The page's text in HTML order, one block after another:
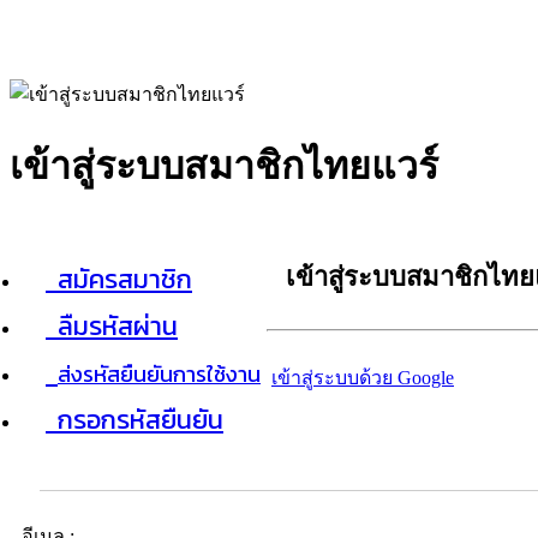
เข้าสู่ระบบสมาชิกไทยแวร์
สมัครสมาชิก
ลืมรหัสผ่าน
ส่งรหัสยืนยันการใช้งาน
กรอกรหัสยืนยัน
เข้าสู่ระบบสมาชิกไท
เข้าสู่ระบบด้วย Google